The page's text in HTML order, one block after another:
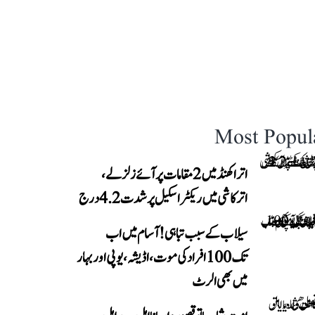
Most
اتراکھنڈ میں 2 مقامات پر آئے زلزلے،
اترکاشی میں ریکٹر اسکیل پر شدت 4.2 درج
سیلاب کے سبب تباہی! آسام میں اب
تک 100 افراد کی موت، اڈیشہ، یوپی اور بہار
میں بھی الرٹ